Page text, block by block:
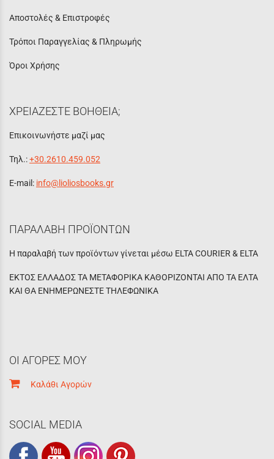
Αποστολές & Επιστροφές
Τρόποι Παραγγελίας & Πληρωμής
Όροι Χρήσης
ΧΡΕΙΑΖΕΣΤΕ ΒΟΗΘΕΙΑ;
Επικοινωνήστε μαζί μας
Τηλ.:+30.2610.459.052
E-mail: info@lioliosbooks.gr
ΠΑΡΑΛΑΒΗ ΠΡΟΪΟΝΤΩΝ
Η παραλαβή των προϊόντων γίνεται μέσω ELTA COURIER & ELTA
ΕΚΤΟΣ ΕΛΛΑΔΟΣ ΤΑ ΜΕΤΑΦΟΡΙΚΑ ΚΑΘΟΡΙΖΟΝΤΑΙ ΑΠΟ ΤΑ ΕΛΤΑ
ΚΑΙ ΘΑ ΕΝΗΜΕΡΩΝΕΣΤΕ ΤΗΛΕΦΩΝΙΚΑ
ΟΙ ΑΓΟΡΕΣ ΜΟΥ
Καλάθι Αγορών
SOCIAL MEDIA